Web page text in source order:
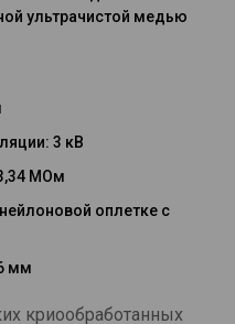
ультрачистой медью
3 кВ
МОм
оплетке с
мм
криообработанных